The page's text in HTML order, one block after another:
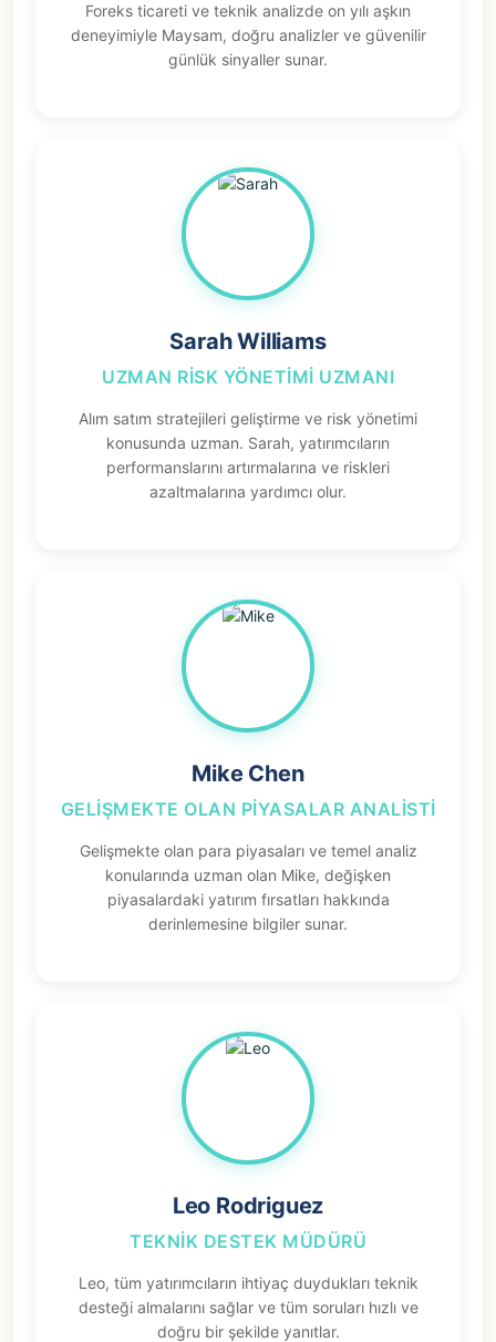
Foreks ticareti ve teknik analizde on yılı aşkın
deneyimiyle Maysam, doğru analizler ve güvenilir
günlük sinyaller sunar.
Sarah Williams
UZMAN RISK YÖNETIMI UZMANI
Alım satım stratejileri geliştirme ve risk yönetimi
konusunda uzman. Sarah, yatırımcıların
performanslarını artırmalarına ve riskleri
azaltmalarına yardımcı olur.
Mike Chen
GELIŞMEKTE OLAN PIYASALAR ANALISTI
Gelişmekte olan para piyasaları ve temel analiz
konularında uzman olan Mike, değişken
piyasalardaki yatırım fırsatları hakkında
derinlemesine bilgiler sunar.
Leo Rodriguez
TEKNIK DESTEK MÜDÜRÜ
Leo, tüm yatırımcıların ihtiyaç duydukları teknik
desteği almalarını sağlar ve tüm soruları hızlı ve
doğru bir şekilde yanıtlar.